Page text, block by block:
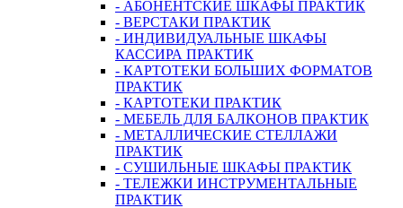
- АБОНЕНТСКИЕ ШКАФЫ ПРАКТИК
- ВЕРСТАКИ ПРАКТИК
- ИНДИВИДУАЛЬНЫЕ ШКАФЫ
КАССИРА ПРАКТИК
- КАРТОТЕКИ БОЛЬШИХ ФОРМАТОВ
ПРАКТИК
- КАРТОТЕКИ ПРАКТИК
- МЕБЕЛЬ ДЛЯ БАЛКОНОВ ПРАКТИК
- МЕТАЛЛИЧЕСКИЕ СТЕЛЛАЖИ
ПРАКТИК
- СУШИЛЬНЫЕ ШКАФЫ ПРАКТИК
- ТЕЛЕЖКИ ИНСТРУМЕНТАЛЬНЫЕ
ПРАКТИК